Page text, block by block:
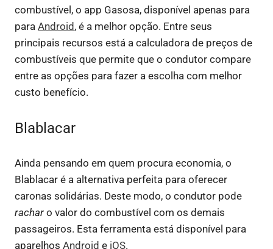
combustível, o app Gasosa, disponível apenas para
para Android , é a melhor opção. Entre seus
principais recursos está a calculadora de preços de
combustíveis que permite que o condutor compare
entre as opções para fazer a escolha com melhor
custo benefício.
Blablacar
Ainda pensando em quem procura economia, o
Blablacar é a alternativa perfeita para oferecer
caronas solidárias. Deste modo, o condutor pode
rachar o valor do combustível com os demais
passageiros. Esta ferramenta está disponível para
aparelhos Android e iOS.